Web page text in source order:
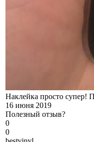
Наклейка просто супер!
16 июня 2019
Полезный отзыв?
0
0